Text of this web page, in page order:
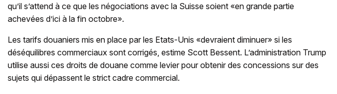
qu’il s’attend à ce que les négociations avec la Suisse soient «en grande partie
achevées d’ici à la fin octobre».
Les tarifs douaniers mis en place par les Etats-Unis «devraient diminuer» si les
déséquilibres commerciaux sont corrigés, estime Scott Bessent. L’administration Trump
utilise aussi ces droits de douane comme levier pour obtenir des concessions sur des
sujets qui dépassent le strict cadre commercial.